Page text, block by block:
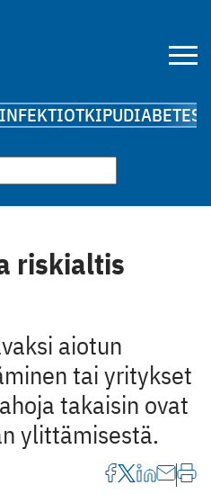
INFEKTIOTKIPUDIABETES
riskialtis
aiotun
tai yritykset
takaisin ovat
ylittämisestä.